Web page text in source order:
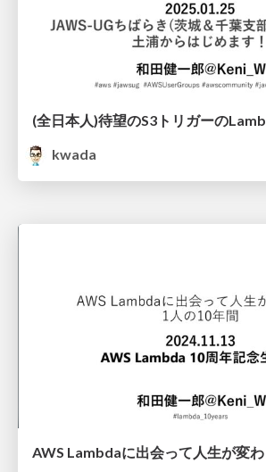
kwada